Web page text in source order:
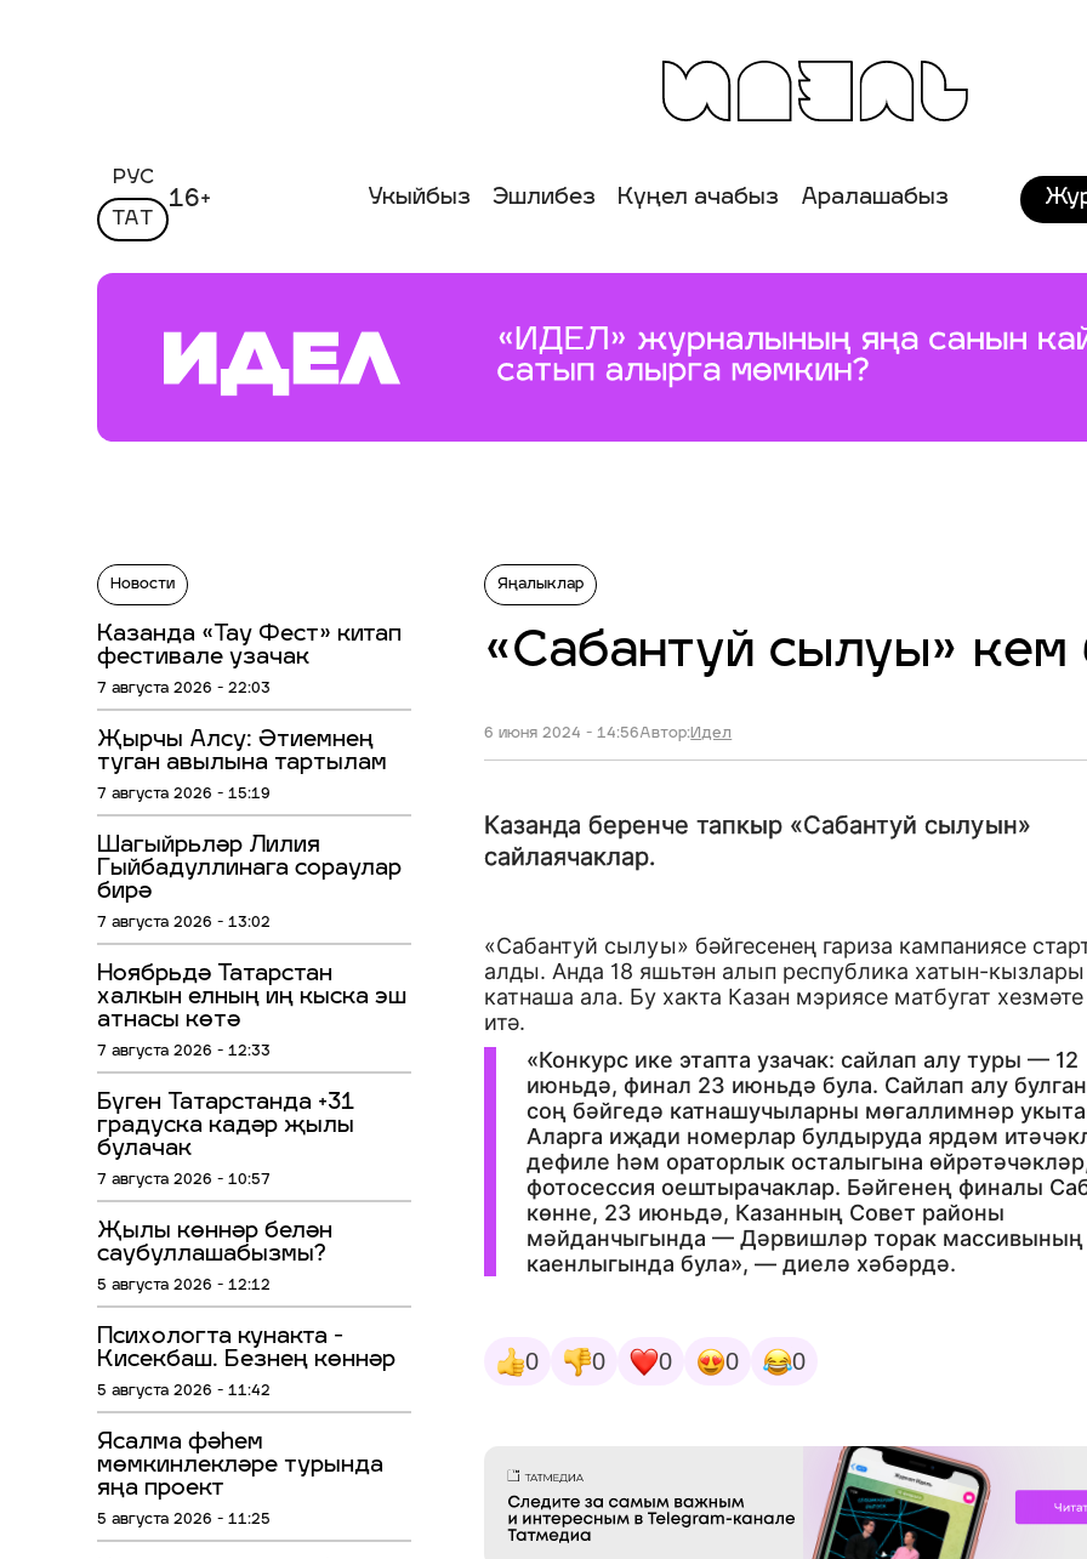
РУС
ТАТ
16+ Укыйбыз Эшлибез Күңел ачабыз Аралашабыз
Новости
Казанда «Тау Фест» китап
фестивале узачак
7 августа 2026 - 22:03
Җырчы Алсу: Әтиемнең
туган авылына тартылам
7 августа 2026 - 15:19
Шагыйрьләр Лилия
Гыйбадуллинага сораулар
бирә
7 августа 2026 - 13:02
Ноябрьдә Татарстан
халкын елның иң кыска эш
атнасы көтә
7 августа 2026 - 12:33
Бүген Татарстанда +31
градуска кадәр җылы
булачак
7 августа 2026 - 10:57
Җылы көннәр белән
саубуллашабызмы?
5 августа 2026 - 12:12
Психологта кунакта -
Кисекбаш. Безнең көннәр
5 августа 2026 - 11:42
Ясалма фәһем
мөмкинлекләре турында
яңа проект
5 августа 2026 - 11:25
Яңалыклар
«Сабантуй сылуы» кем
6 июня 2024 - 14:56Автор:Идел
Казанда беренче тапкыр «Сабантуй сылуын»
сайлаячаклар.
«Сабантуй сылуы» бәйгесенең гариза кампаниясе
алды. Анда 18 яшьтән алып республика хатын-кызлары
катнаша ала. Бу хакта Казан мэриясе матбугат
итә.
«Конкурс ике этапта узачак: сайлап алу туры — 12
июньдә, финал 23 июньдә була. Сайлап алу
соң бәйгедә катнашучыларны мөгаллимнәр
Аларга иҗади номерлар булдыруда ярдәм
дефиле һәм ораторлык осталыгына
фотосессия оештырачаклар. Бәйгенең финалы
көнне, 23 июньдә, Казанның Совет районы
мәйданчыгында — Дәрвишләр торак массивының
каенлыгында була», — диелә хәбәрдә.
0 0 0 0 0